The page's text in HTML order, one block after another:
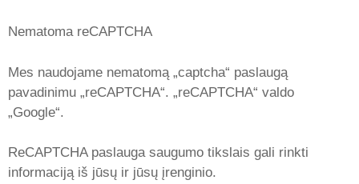
Nematoma reCAPTCHA
Mes naudojame nematomą „captcha“ paslaugą
pavadinimu „reCAPTCHA“. „reCAPTCHA“ valdo
„Google“.
ReCAPTCHA paslauga saugumo tikslais gali rinkti
informaciją iš jūsų ir jūsų įrenginio.